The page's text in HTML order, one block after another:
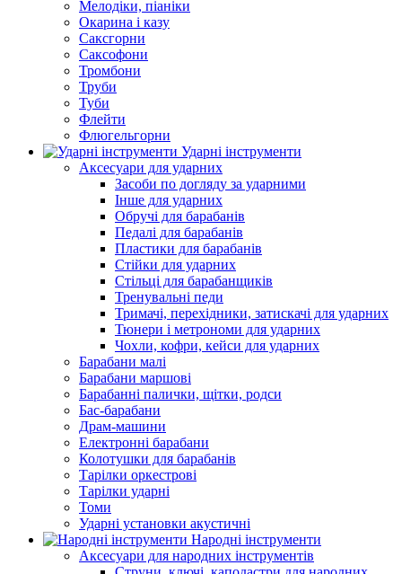
Мелодіки, піаніки
Окарина і казу
Саксгорни
Саксофони
Тромбони
Труби
Туби
Флейти
Флюгельгорни
Ударні інструменти
Аксесуари для ударних
Засоби по догляду за ударними
Інше для ударних
Обручі для барабанів
Педалі для барабанів
Пластики для барабанів
Стійки для ударних
Стільці для барабанщиків
Тренувальні педи
Тримачі, перехідники, затискачі для ударних
Тюнери і метрономи для ударних
Чохли, кофри, кейси для ударних
Барабани малі
Барабани маршові
Барабанні палички, щітки, родси
Бас-барабани
Драм-машини
Електронні барабани
Колотушки для барабанів
Тарілки оркестрові
Тарілки ударні
Томи
Ударні установки акустичні
Народні інструменти
Аксесуари для народних інструментів